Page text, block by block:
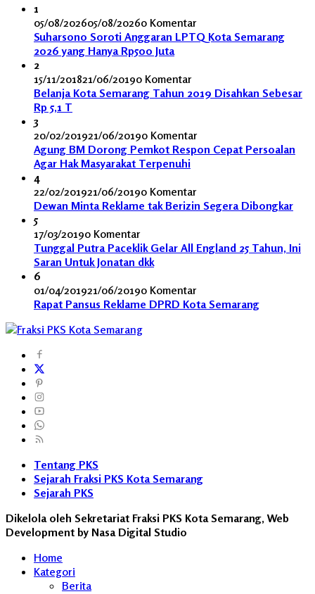
1
05/08/202605/08/20260 Komentar
Suharsono Soroti Anggaran LPTQ Kota Semarang
2026 yang Hanya Rp500 Juta
2
15/11/201821/06/20190 Komentar
Belanja Kota Semarang Tahun 2019 Disahkan Sebesar
Rp 5,1 T
3
20/02/201921/06/20190 Komentar
Agung BM Dorong Pemkot Respon Cepat Persoalan
Agar Hak Masyarakat Terpenuhi
4
22/02/201921/06/20190 Komentar
Dewan Minta Reklame tak Berizin Segera Dibongkar
5
17/03/20190 Komentar
Tunggal Putra Paceklik Gelar All England 25 Tahun, Ini
Saran Untuk Jonatan dkk
6
01/04/201921/06/20190 Komentar
Rapat Pansus Reklame DPRD Kota Semarang
Tentang PKS
Sejarah Fraksi PKS Kota Semarang
Sejarah PKS
Dikelola oleh Sekretariat Fraksi PKS Kota Semarang, Web
Development by Nasa Digital Studio
Home
Kategori
Berita